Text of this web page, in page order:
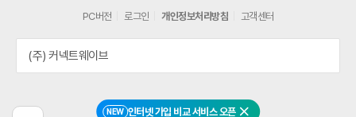
NEW 인터넷 가입 비교 서비스 오픈
PC버전 로그인 개인정보처리방침 고객센터
(주) 커넥트웨이브